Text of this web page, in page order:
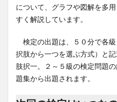
について、グラフや図解を多
すく解説しています。
検定の出題は、５０分で各
択肢から一つを選ぶ方式）と
肢択一。２～５級の検定問題
題集から出題されます。